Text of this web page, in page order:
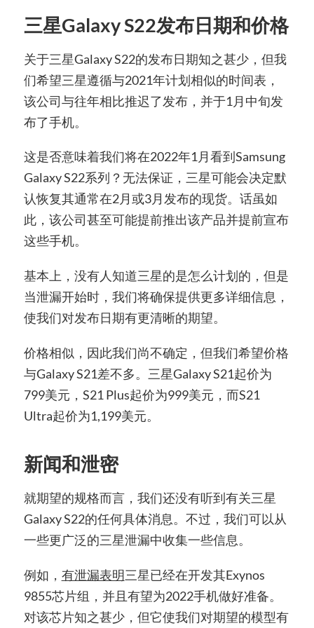
三星Galaxy S22发布日期和价格
关于三星Galaxy S22的发布日期知之甚少，但我
们希望三星遵循与2021年计划相似的时间表，
该公司与往年相比推迟了发布，并于1月中旬发
布了手机。
这是否意味着我们将在2022年1月看到Samsung
Galaxy S22系列？无法保证，三星可能会决定默
认恢复其通常在2月或3月发布的现货。话虽如
此，该公司甚至可能提前推出该产品并提前宣布
这些手机。
基本上，没有人知道三星的是怎么计划的，但是
当泄漏开始时，我们将确保提供更多详细信息，
使我们对发布日期有更清晰的期望。
价格相似，因此我们尚不确定，但我们希望价格
与Galaxy S21差不多。三星Galaxy S21起价为
799美元，S21 Plus起价为999美元，而S21
Ultra起价为1,199美元。
新闻和泄密
就期望的规格而言，我们还没有听到有关三星
Galaxy S22的任何具体消息。不过，我们可以从
一些更广泛的三星泄漏中收集一些信息。
例如， 有泄漏表明三星已经在开发其Exynos
9855芯片组，并且有望为2022手机做好准备。
对该芯片知之甚少，但它使我们对期望的模型有